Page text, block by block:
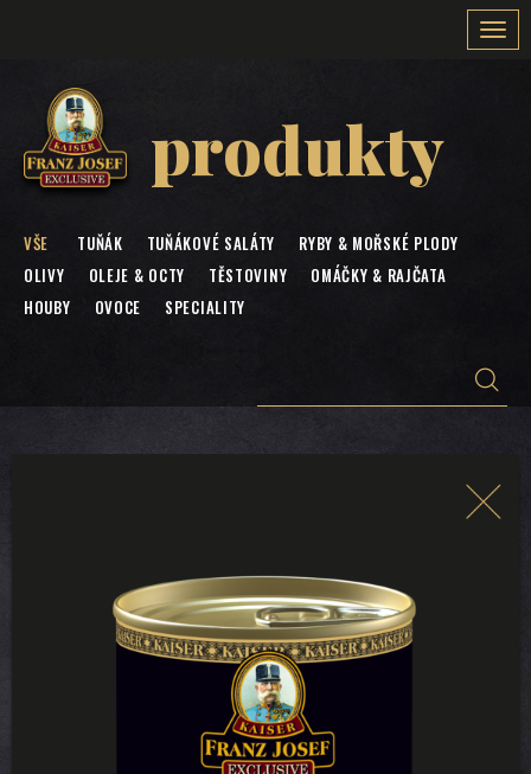
produkty
VŠE TUŇÁK TUŇÁKOVÉ SALÁTY
RYBY & MOŘSKÉ PLODY
OLIVY
OLEJE & OCTY TĚSTOVINY
OMÁČKY & RAJČATA
HOUBY
OVOCE SPECIALITY